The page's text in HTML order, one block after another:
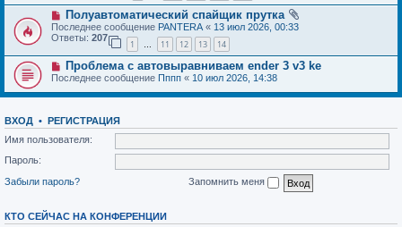
Полуавтоматический спайщик прутка
Последнее сообщение PANTERA « 13 июл 2026, 00:33
Ответы: 207
1 … 11 12 13 14
Проблема с автовыравниваем ender 3 v3 ke
Последнее сообщение Пппп « 10 июл 2026, 14:38
ВХОД • РЕГИСТРАЦИЯ
Имя пользователя:
Пароль:
Забыли пароль?
Запомнить меня
КТО СЕЙЧАС НА КОНФЕРЕНЦИИ